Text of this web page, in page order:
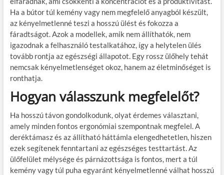
Ha a bútor túl kemény vagy nem megfelelő anyagból készült,
az kényelmetlenné teszi a hosszú ülést és fokozza a
fáradtságot. Azok a modellek, amik nem állíthatók, nem
igazodnak a felhasználó testalkatához, így a helytelen ülés
tovább rontja az egészségi állapotot. Egy rossz ülőhely tehát
nemcsak kényelmetlenséget okoz, hanem az életminőséget is
ronthatja.
Hogyan válasszunk megfelelőt?
Ha hosszú távon gondolkodunk, olyat érdemes választani,
amely minden fontos ergonómiai szempontnak megfelel. A
deréktámasz és az állítható háttámla elengedhetetlen, hiszen
ezek segítenek fenntartani az egészséges testtartást. Az
ülőfelület mélysége és párnázottsága is fontos, mert a túl
kemény vagy túl puha egyaránt kényelmetlenné válhat hosszú